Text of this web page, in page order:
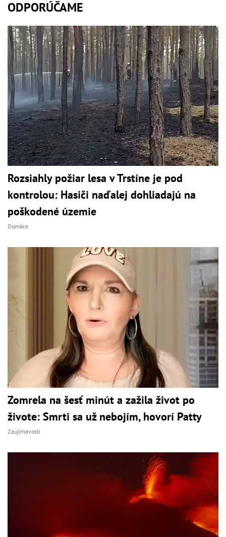
ODPORÚČAME
Rozsiahly požiar lesa v Trstíne je pod
kontrolou: Hasiči naďalej dohliadajú na
poškodené územie
Domáce
Zomrela na šesť minút a zažila život po
živote: Smrti sa už nebojím, hovorí Patty
Zaujímavosti